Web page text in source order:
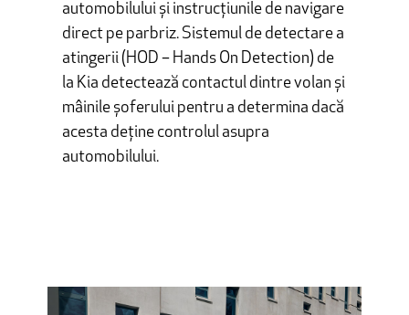
automobilului și instrucțiunile de navigare
direct pe parbriz. Sistemul de detectare a
atingerii (HOD – Hands On Detection) de
la Kia detectează contactul dintre volan și
mâinile șoferului pentru a determina dacă
acesta deține controlul asupra
automobilului.